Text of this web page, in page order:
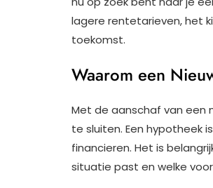
lagere rentetarieven, het
toekomst.
Waarom een
Met de aanschaf van een
te sluiten. Een hypotheek
financieren. Het is
situatie past en welke